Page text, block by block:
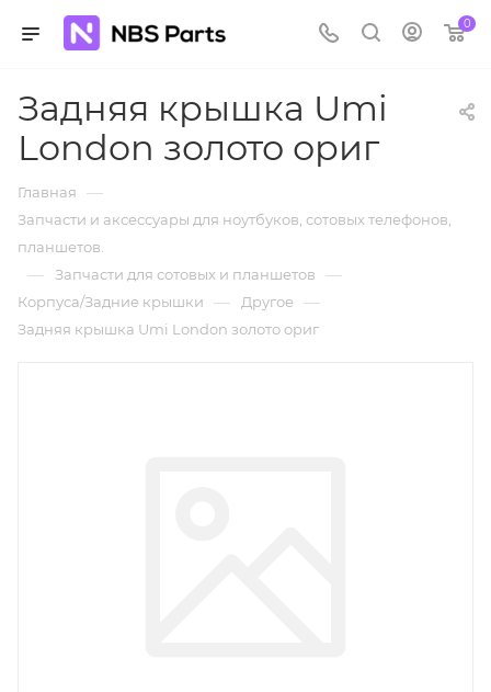
0
Задняя крышка Umi
London золото ориг
Главная —
Запчасти и аксессуары для ноутбуков, сотовых телефонов,
планшетов.
— Запчасти для сотовых и планшетов —
Корпуса/Задние крышки — Другое —
Задняя крышка Umi London золото ориг